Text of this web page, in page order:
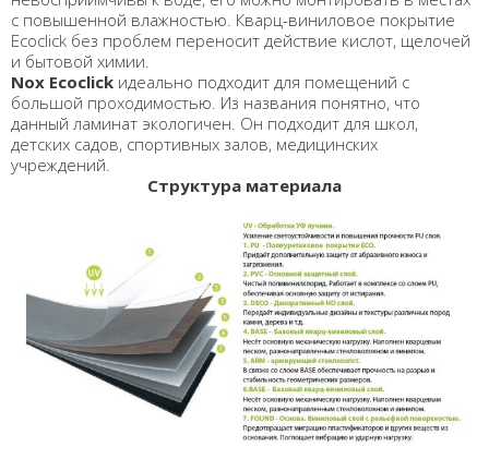
с повышенной влажностью. Кварц-виниловое покрытие
Ecoclick без проблем переносит действие кислот, щелочей
и бытовой химии.
Nox Ecoclick идеально подходит для помещений с
большой проходимостью. Из названия понятно, что
данный ламинат экологичен. Он подходит для школ,
детских садов, спортивных залов, медицинских
учреждений.
Структура материала